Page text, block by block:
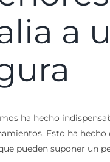
a
ha hecho
Esto ha
pueden suponer un